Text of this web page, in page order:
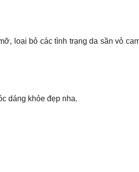
loại bỏ các tình trạng da sần vỏ
dáng khỏe đẹp nha.